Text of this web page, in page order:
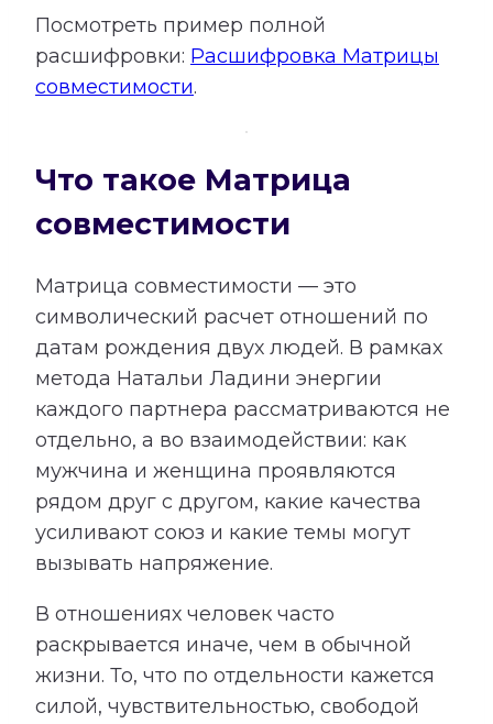
Посмотреть пример полной
расшифровки: Расшифровка Матрицы
совместимости.
Что такое Матрица
совместимости
Матрица совместимости — это
символический расчет отношений по
датам рождения двух людей. В рамках
метода Натальи Ладини энергии
каждого партнера рассматриваются не
отдельно, а во взаимодействии: как
мужчина и женщина проявляются
рядом друг с другом, какие качества
усиливают союз и какие темы могут
вызывать напряжение.
В отношениях человек часто
раскрывается иначе, чем в обычной
жизни. То, что по отдельности кажется
силой, чувствительностью, свободой